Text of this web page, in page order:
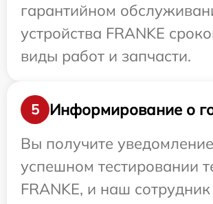
гарантийном
устройства FRANKE
виды работ и запчасти.
5
Информирование о
Вы получите
успешном тестировании
FRANKE, и наш